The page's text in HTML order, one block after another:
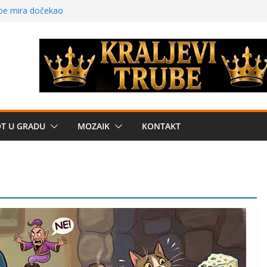
– električni
može li
projekat: Gde
Umesto
privatne
U GRADU MOZAIK KONTAKT